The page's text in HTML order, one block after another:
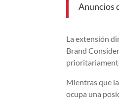
Anuncios
La extensión
Brand
Mientras que
ocupa una